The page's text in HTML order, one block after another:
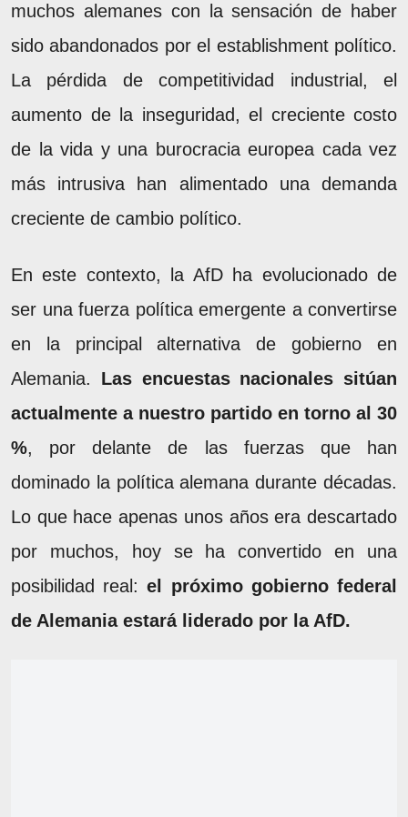
muchos alemanes con la sensación de haber
sido abandonados por el establishment político.
La pérdida de competitividad industrial, el
aumento de la inseguridad, el creciente costo
de la vida y una burocracia europea cada vez
más intrusiva han alimentado una demanda
creciente de cambio político.
En este contexto, la AfD ha evolucionado de
ser una fuerza política emergente a convertirse
en la principal alternativa de gobierno en
Alemania. Las encuestas nacionales sitúan
actualmente a nuestro partido en torno al 30
%, por delante de las fuerzas que han
dominado la política alemana durante décadas.
Lo que hace apenas unos años era descartado
por muchos, hoy se ha convertido en una
posibilidad real: el próximo gobierno federal
de Alemania estará liderado por la AfD.